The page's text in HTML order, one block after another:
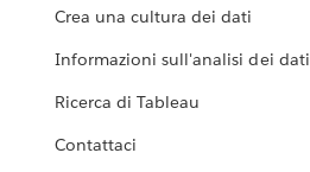
Crea una cultura dei dati
Informazioni sull'analisi dei dati
Ricerca di Tableau
Contattaci